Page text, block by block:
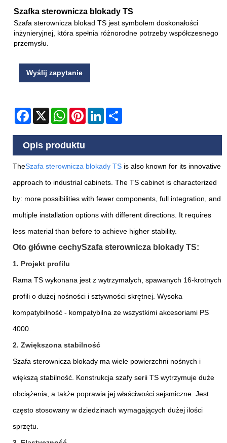
Szafka sterownicza blokady TS
Szafa sterownicza blokad TS jest symbolem doskonałości
inżynieryjnej, która spełnia różnorodne potrzeby współczesnego
przemysłu.
Wyślij zapytanie
Facebook
X WhatsAppPinterestLinkedIn
Opis produktu
TheSzafa sterownicza blokady TS is also known for its innovative
approach to industrial cabinets. The TS cabinet is characterized
by: more possibilities with fewer components, full integration, and
multiple installation options with different directions. It requires
less material than before to achieve higher stability.
Oto główne cechySzafa sterownicza blokady TS:
1. Projekt profilu
Rama TS wykonana jest z wytrzymałych, spawanych 16-krotnych
profili o dużej nośności i sztywności skrętnej. Wysoka
kompatybilność - kompatybilna ze wszystkimi akcesoriami PS
4000.
2. Zwiększona stabilność
Szafa sterownicza blokady ma wiele powierzchni nośnych i
większą stabilność. Konstrukcja szafy serii TS wytrzymuje duże
obciążenia, a także poprawia jej właściwości sejsmiczne. Jest
często stosowany w dziedzinach wymagających dużej ilości
sprzętu.